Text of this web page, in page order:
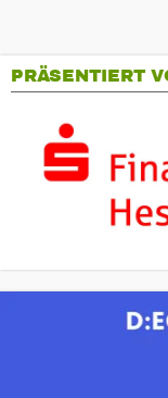
PRÄSENTIERT